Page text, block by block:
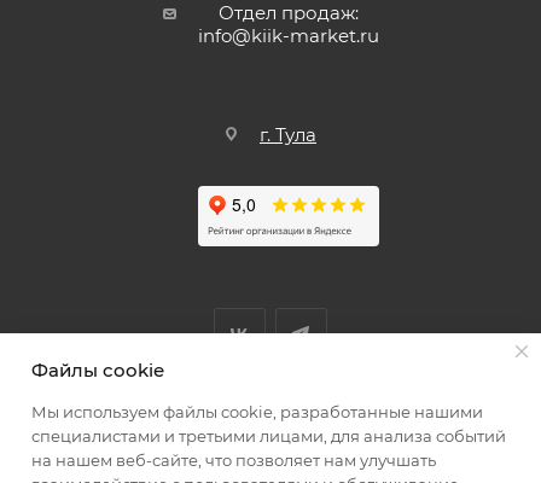
Отдел продаж:
info@kiik-market.ru
г. Тула
Мы принимаем к оплате
Файлы cookie
Мы используем файлы cookie, разработанные нашими
специалистами и третьими лицами, для анализа событий
на нашем веб-сайте, что позволяет нам улучшать